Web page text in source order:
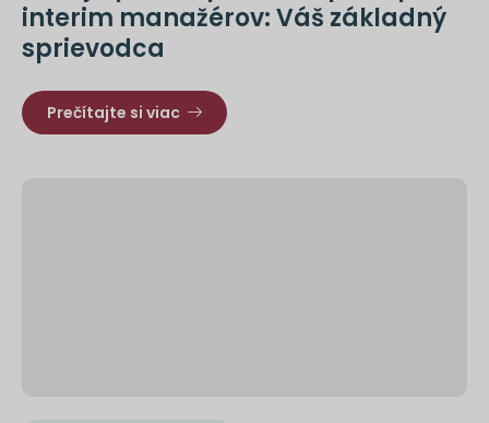
interim manažérov: Váš základný
sprievodca
Prečítajte si viac